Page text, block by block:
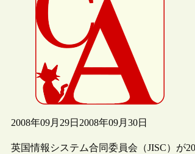
2008年09月29日 2008年09月30日
英国情報システム合同委員会（JISC）が